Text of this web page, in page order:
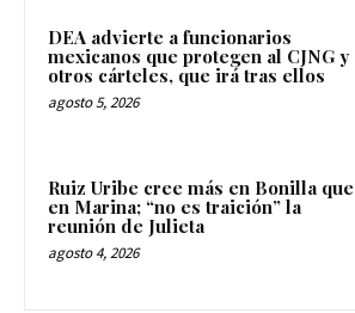
DEA advierte a funcionarios
mexicanos que protegen al CJNG y
otros cárteles, que irá tras ellos
agosto 5, 2026
Ruiz Uribe cree más en Bonilla que
en Marina; “no es traición” la
reunión de Julieta
agosto 4, 2026